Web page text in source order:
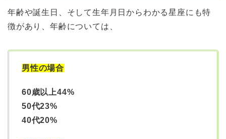
年齢や誕生日、そして生年月日からわかる星座にも特
徴があり、年齢については、
男性の場合
60歳以上44%
50代23%
40代20%